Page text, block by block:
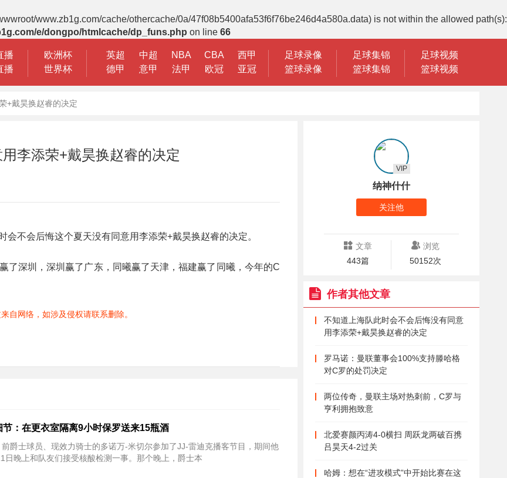
www.zb1g.com/cache/othercache/0a/47f08b5400afa53f6f76be246d4a580a.data) is not within the allowed path(s):
e/dongpo/htmlcache/dp_funs.php on line 66
播
播
欧洲杯
世界杯
英超 中超 NBA CBA
西甲
德甲
意甲 法甲 欧冠 亚冠
足球录像
篮球录像
足球集锦
篮球集锦
足球视频
篮球视频
+戴昊换赵睿的决定
李添荣+戴昊换赵睿的决定
会不会后悔这个夏天没有同意用李添荣+戴昊换赵睿的决定。
了深圳，深圳赢了广东，同曦赢了天津，福建赢了同曦，今年的C
自网络，如涉及侵权请联系删除。
：在更衣室隔离9小时保罗送来15瓶酒
爵士球员、现效力骑士的多诺万-米切尔参加了JJ-雷迪克播客节目，期间他
日晚上和队友们接受核酸检测一事。那个晚上，爵士本
纳神什什
VIP
关注他
文章
443篇
浏览
50152次
作者其他文章
不知道上海队此时会不会后悔没有同意
用李添荣+戴昊换赵睿的决定
罗马诺：曼联董事会100%支持滕哈格
对C罗的处罚决定
两位传奇，曼联主场对热刺前，C罗与
亨利拥抱致意
北爱赛颜丙涛4-0横扫 周跃龙两破百携
吕昊天4-2过关
哈姆：想在“进攻模式”中开始比赛在这